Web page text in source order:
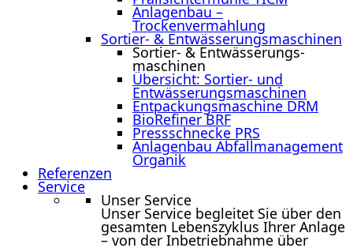
Anlagenbau –
Trockenvermahlung
Sortier- & Entwässerungs­maschinen
Sortier- & Entwässerungs­
maschinen
Übersicht: Sortier- und
Entwässerungsmaschinen
Entpackungsmaschine DRM
BioRefiner BRF
Pressschnecke PRS
Anlagenbau Abfallmanagement
Organik
Referenzen
Service
Unser Service
Unser Service begleitet Sie über den
gesamten Lebenszyklus Ihrer Anlage
– von der Inbetriebnahme über